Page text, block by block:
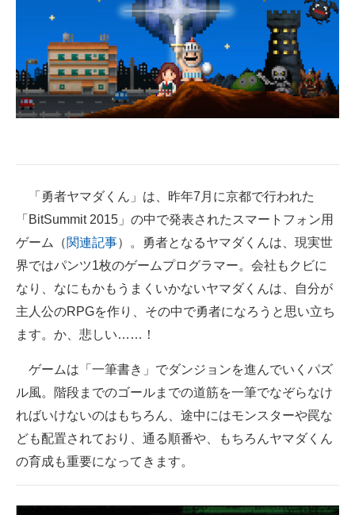
企業ITのトレンドを詳説
経営リーダーのコミュニティ
マーケ×ITの今がよく分かる
ITエンジニア向け専門サイト
製造業のIT導入・活用を支援
エレクトロニクス専門サイト
電子設計の基本と応用
建設×テクノロジーの最前線
ちょっと気になるネットの話題
「勇者ヤマダくん」は、昨年7月に京都で行われた
「BitSummit 2015」の中で発表されたスマートフォン用
ゲーム（関連記事）。勇者となるヤマダくんは、現実世
界ではパンツ1枚のゲームプログラマー。会社もクビに
なり、なにもかもうまくいかないヤマダくんは、自分が
主人公のRPGを作り、その中で勇者になろうと思い立ち
ます。か、悲しい……！
ゲームは「一筆書き」でダンジョンを進んでいくパズ
ル風。階段までのゴールまでの道筋を一筆でなぞらなけ
ればいけないのはもちろん、途中にはモンスターや罠な
ども配置されており、通る順番や、もちろんヤマダくん
の育成も重要になってきます。